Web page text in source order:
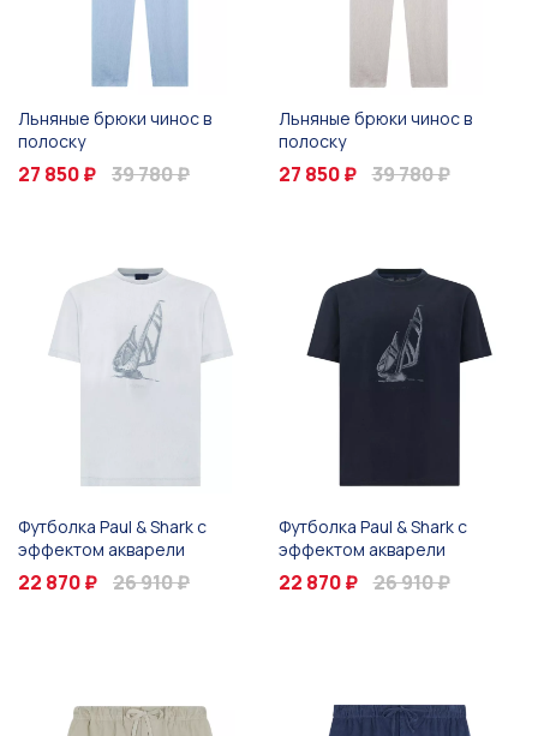
Льняные брюки чинос в
полоску
27 850 ₽ 39 780 ₽
Льняные брюки чинос в
полоску
27 850 ₽ 39 780 ₽
Футболка Paul & Shark с
эффектом акварели
22 870 ₽ 26 910 ₽
Футболка Paul & Shark с
эффектом акварели
22 870 ₽ 26 910 ₽